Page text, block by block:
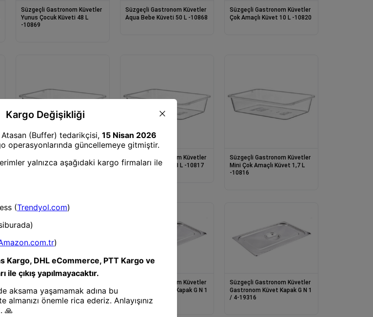
Süzgeçli Gastronom Küvetler
Yunus Çocuk Küveti 48 L
-10869
Süzgeçli Gastronom Küvetler
Aqua Bebe Küveti 50 L -10868
Süzgeçli Gastronom Küvetler
Çok Amaçlı Küvet 10 L -10820
Çok Amaçlı Küvet 4,5 L
Süzgeçli Gastronom Küvetler
Çok Amaçlı Küvet 3 L -10817
Süzgeçli Gastronom Küvetler
Mini Çok Amaçlı Küvet 1,7 L
-10816
Gastronom Küvet Kapak G N 1
/ 9-19318
Süzgeçli Gastronom Küvetler
Gastronom Küvet Kapak G N 1
/ 6-19317
Süzgeçli Gastronom Küvetler
Gastronom Küvet Kapak G N 1
/ 4-19316